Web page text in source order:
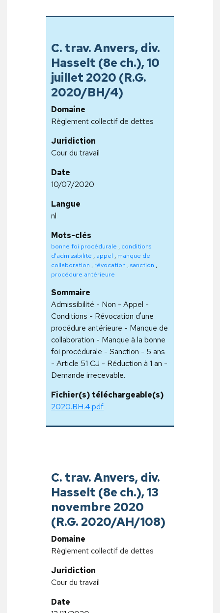
C. trav. Anvers, div.
Hasselt (8e ch.), 10
juillet 2020 (R.G.
2020/BH/4)
Domaine
Règlement collectif de dettes
Juridiction
Cour du travail
Date
10/07/2020
Langue
nl
Mots-clés
bonne foi procédurale , conditions
d'admissibilité , appel , manque de
collaboration , révocation ,sanction ,
procédure antérieure
Sommaire
Admissibilité - Non - Appel -
Conditions - Révocation d'une
procédure antérieure - Manque de
collaboration - Manque à la bonne
foi procédurale - Sanction - 5 ans
- Article 51 CJ - Réduction à 1 an -
Demande irrecevable.
Fichier(s) téléchargeable(s)
2020.BH.4.pdf
C. trav. Anvers, div.
Hasselt (8e ch.), 13
novembre 2020
(R.G. 2020/AH/108)
Domaine
Règlement collectif de dettes
Juridiction
Cour du travail
Date